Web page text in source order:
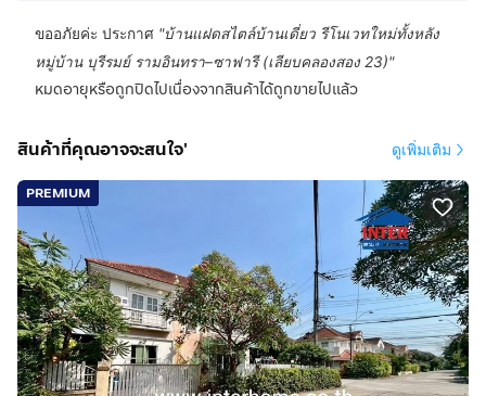
ขออภัยค่ะ ประกาศ "บ้านแฝดสไตล์บ้านเดี่ยว รีโนเวทใหม่ทั้งหลัง
หมู่บ้าน บุรีรมย์ รามอินทรา–ซาฟารี (เลียบคลองสอง 23)"
หมดอายุหรือถูกปิดไปเนื่องจากสินค้าได้ถูกขายไปแล้ว
สินค้าที่คุณอาจจะสนใจ' ดูเพิ่มเติม
PREMIUM